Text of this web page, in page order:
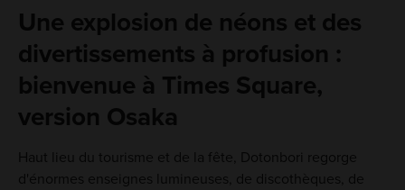
Une explosion de néons et des
divertissements à profusion :
bienvenue à Times Square,
version Osaka
Haut lieu du tourisme et de la fête, Dotonbori regorge
d'énormes enseignes lumineuses, de discothèques, de